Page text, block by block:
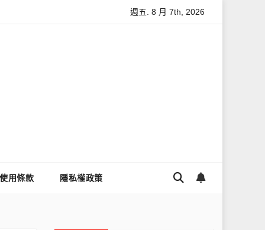
麼讓Threads流量變多？高效提升流量的完整教學
週五. 8 月 7th, 2026
使用條款 隱私權政策